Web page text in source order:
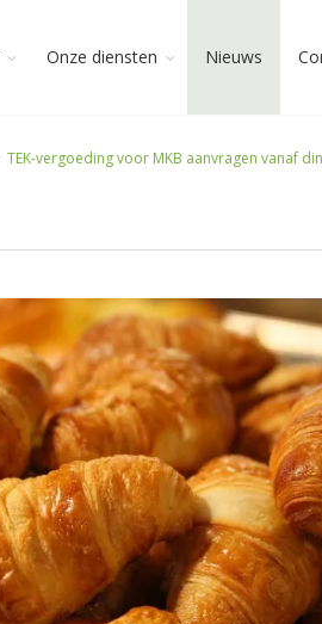
Onze diensten Nieuws
TEK-vergoeding voor MKB aanvragen vanaf